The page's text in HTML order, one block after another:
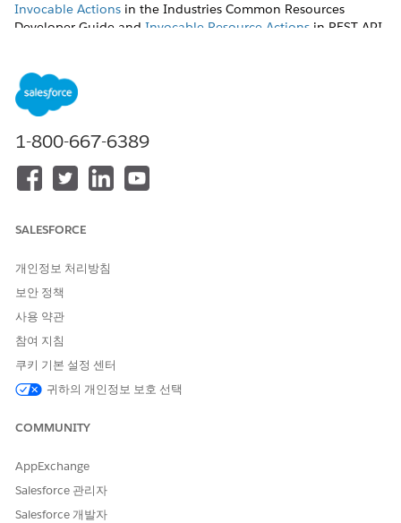
Invocable Actions in the Industries Common Resources
Developer Guide and Invocable Resource Actions in REST API
개선을 위한 의견을 보내주세요.
1-800-667-6389
SALESFORCE
개인정보 처리방침
보안 정책
사용 약관
참여 지침
쿠키 기본 설정 센터
귀하의 개인정보 보호 선택
COMMUNITY
AppExchange
Salesforce 관리자
Salesforce 개발자